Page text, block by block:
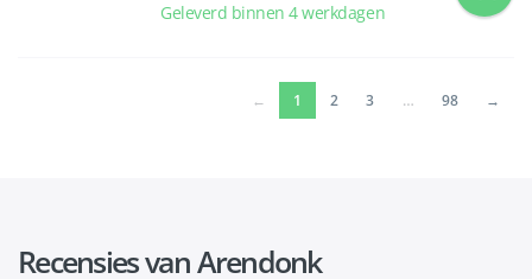
Geleverd binnen 4 werkdagen
← 1 (current)
2 3 … 98 →
Recensies van Arendonk